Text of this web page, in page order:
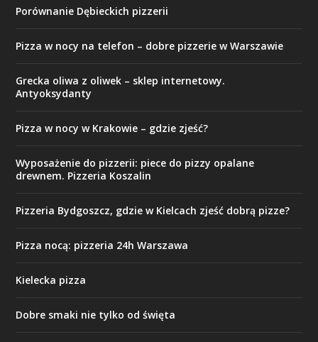
Porównanie Dębieckich pizzerii
Pizza w nocy na telefon – dobre pizzerie w Warszawie
Grecka oliwa z oliwek – sklep internetowy.
Antyoksydanty
Pizza w nocy w Krakowie – gdzie zjeść?
Wyposażenie do pizzerii: piece do pizzy opalane
drewnem. Pizzeria Koszalin
Pizzeria Bydgoszcz, gdzie w Kielcach zjeść dobrą pizze?
Pizza nocą: pizzeria 24h Warszawa
Kielecka pizza
Dobre smaki nie tylko od święta